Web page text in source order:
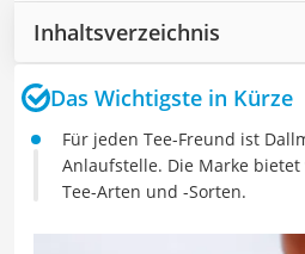
Inhaltsverzeichnis
Das Wichtigste in Kürze
Für jeden Tee-Freund ist
Anlaufstelle. Die Marke
Tee-Arten und -Sorten.